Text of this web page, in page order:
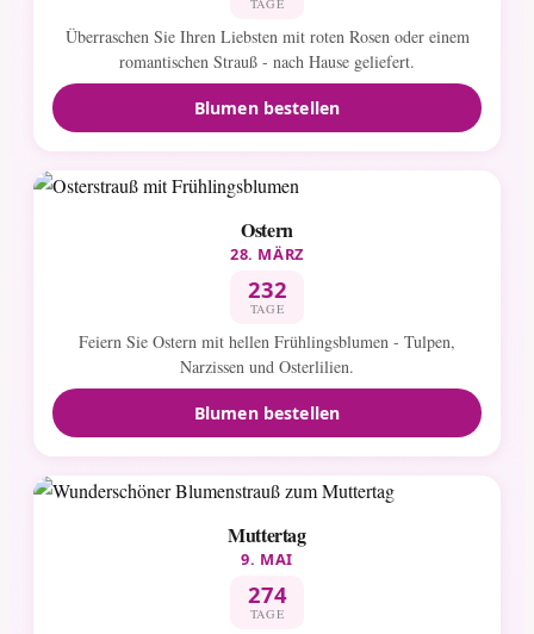
TAGE
Überraschen Sie Ihren Liebsten mit roten Rosen oder einem
romantischen Strauß - nach Hause geliefert.
Blumen bestellen
Ostern
28. MÄRZ
232
TAGE
Feiern Sie Ostern mit hellen Frühlingsblumen - Tulpen,
Narzissen und Osterlilien.
Blumen bestellen
Muttertag
9. MAI
274
TAGE